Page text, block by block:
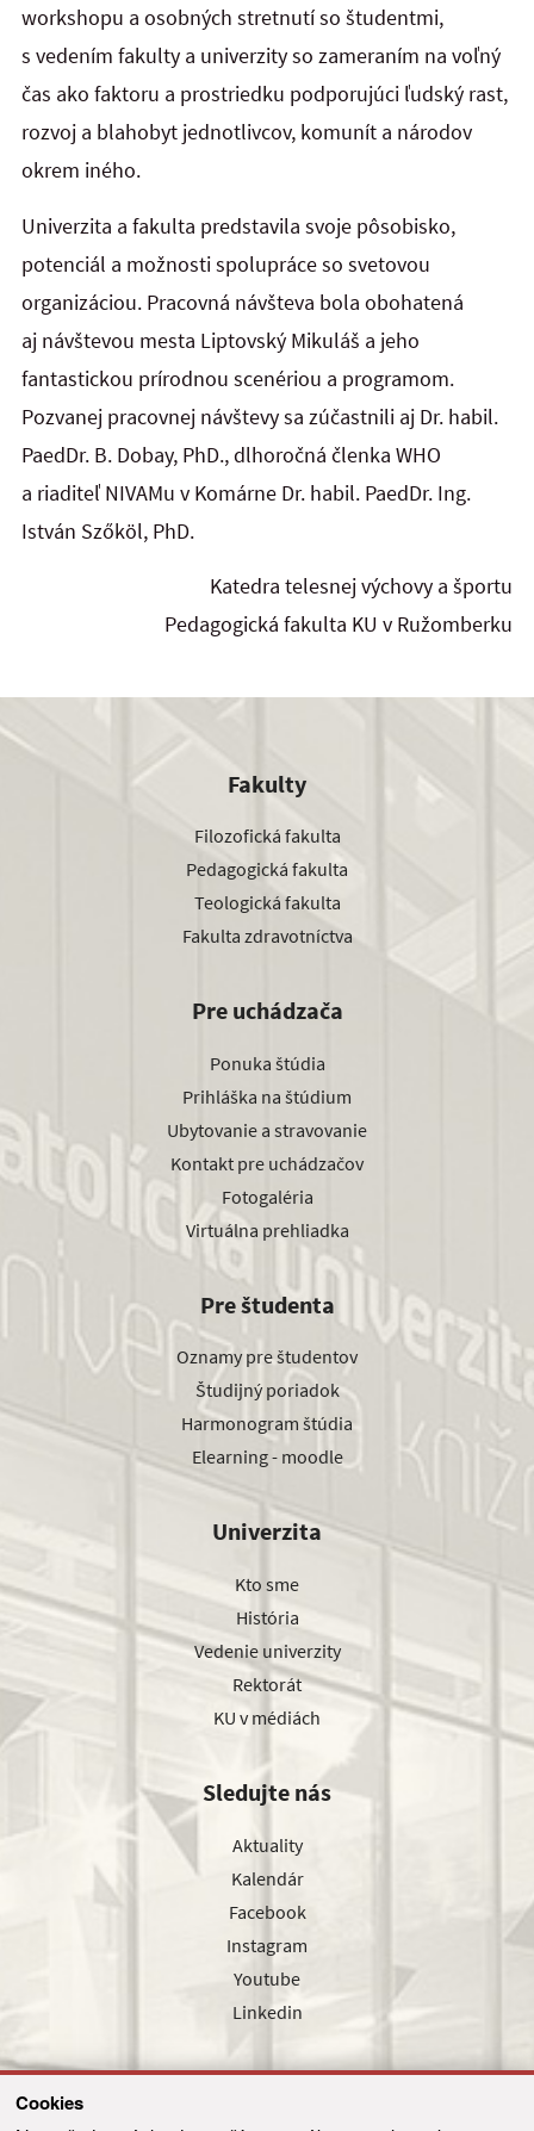
Cookies
workshopu a osobných stretnutí so študentmi,
s vedením fakulty a univerzity so zameraním na voľný
čas ako faktoru a prostriedku podporujúci ľudský rast,
rozvoj a blahobyt jednotlivcov, komunít a národov
okrem iného.
Univerzita a fakulta predstavila svoje pôsobisko,
potenciál a možnosti spolupráce so svetovou
organizáciou. Pracovná návšteva bola obohatená
aj návštevou mesta Liptovský Mikuláš a jeho
fantastickou prírodnou scenériou a programom.
Pozvanej pracovnej návštevy sa zúčastnili aj Dr. habil.
PaedDr. B. Dobay, PhD., dlhoročná členka WHO
a riaditeľ NIVAMu v Komárne Dr. habil. PaedDr. Ing.
István Szőköl, PhD.
Katedra telesnej výchovy a športu
Pedagogická fakulta KU v Ružomberku
Fakulty
Filozofická fakulta
Pedagogická fakulta
Teologická fakulta
Fakulta zdravotníctva
Pre uchádzača
Ponuka štúdia
Prihláška na štúdium
Ubytovanie a stravovanie
Kontakt pre uchádzačov
Fotogaléria
Virtuálna prehliadka
Pre študenta
Oznamy pre študentov
Študijný poriadok
Harmonogram štúdia
Elearning - moodle
Univerzita
Kto sme
História
Vedenie univerzity
Rektorát
KU v médiách
Sledujte nás
Aktuality
Kalendár
Facebook
Instagram
Youtube
Linkedin